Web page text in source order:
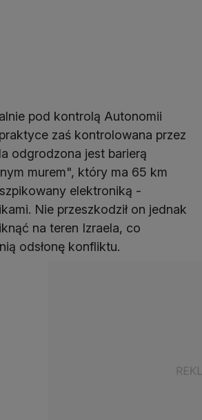
pod kontrolą Autonomii
zaś kontrolowana przez
odgrodzona jest barierą
murem", który ma 65 km
elektroniką -
Nie przeszkodził on jednak
na teren Izraela, co
odsłonę konfliktu.